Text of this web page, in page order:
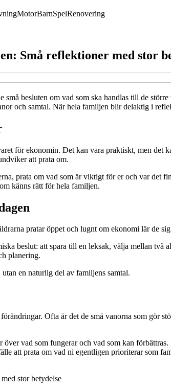
MotorBarnSpelRenovering
Små reflektioner med stor
besluten om vad som ska handlas till de
och samtal. När hela familjen blir delaktig i
för ekonomin. Det kan vara praktiskt, men det
att prata om.
prata om vad som är viktigt för er och var
känns rätt för hela familjen.
pratar öppet och lugnt om ekonomi lär de
beslut: att spara till en leksak, välja mellan
planering.
en naturlig del av familjens samtal.
Ofta är det de små vanorna som gör
över vad som fungerar och vad som kan
att prata om vad ni egentligen prioriterar som
stor betydelse